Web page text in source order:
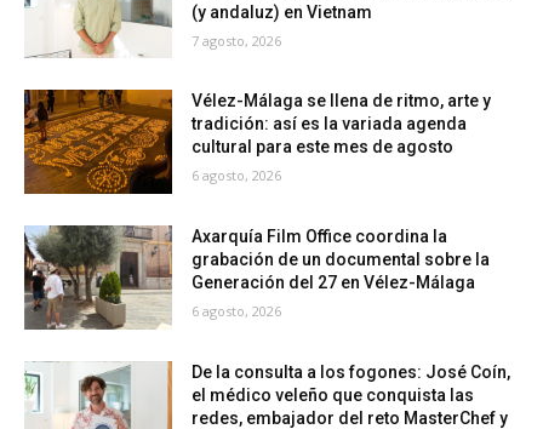
(y andaluz) en Vietnam
7 agosto, 2026
Vélez-Málaga se llena de ritmo, arte y
tradición: así es la variada agenda
cultural para este mes de agosto
6 agosto, 2026
Axarquía Film Office coordina la
grabación de un documental sobre la
Generación del 27 en Vélez-Málaga
6 agosto, 2026
De la consulta a los fogones: José Coín,
el médico veleño que conquista las
redes, embajador del reto MasterChef y